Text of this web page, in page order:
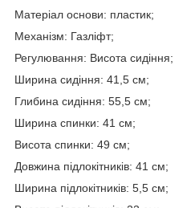
Матеріал основи: пластик;
Механізм: Газліфт;
Регулювання: Висота сидіння;
Ширина сидіння: 41,5 см;
Глибина сидіння: 55,5 см;
Ширина спинки: 41 см;
Висота спинки: 49 см;
Довжина підлокітників: 41 см;
Ширина підлокітників: 5,5 см;